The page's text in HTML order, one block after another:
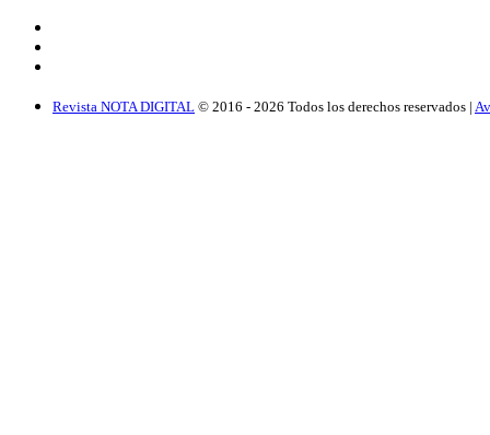
Revista NOTA DIGITAL © 2016 - 2026 Todos los derechos reservados |